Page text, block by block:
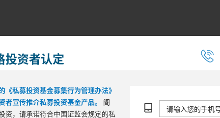
投资者认定
《私募投资基金募集行为管理办法》
宣传推介私募投资基金产品。
阁
资，请承诺符合中国证监会规定的私